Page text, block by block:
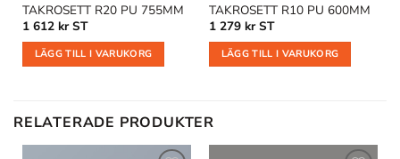
TAKROSETT R20 PU 755MM
1 612 kr ST
LÄGG TILL I VARUKORG
TAKROSETT R10 PU 600MM
1 279 kr ST
LÄGG TILL I VARUKORG
RELATERADE PRODUKTER